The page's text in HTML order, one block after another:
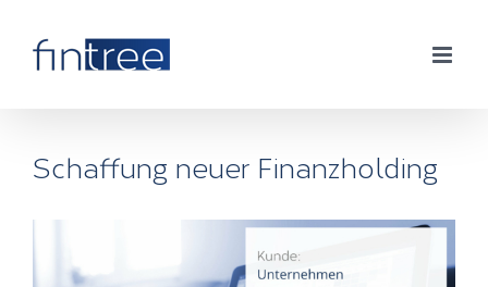
Inhalt
Schaffung neuer Finanzholding